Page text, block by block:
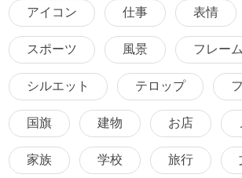
アイコン 仕事 表情
スポーツ 風景 フレーム
シルエット テロップ
国旗 建物 お店
家族 学校 旅行